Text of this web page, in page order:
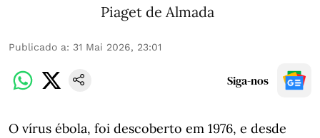
Piaget de Almada
Publicado a: 31 Mai 2026, 23:01
Siga-nos
O vírus ébola, foi descoberto em 1976, e desde